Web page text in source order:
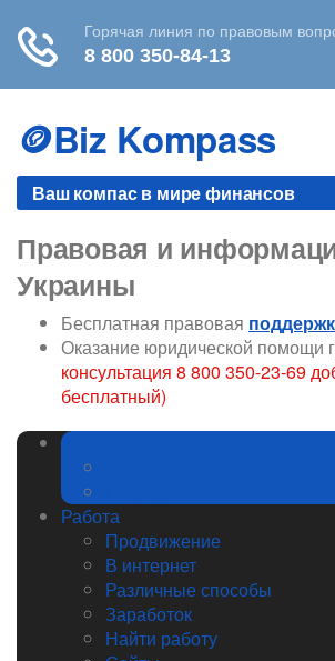
content
🪙Biz Kompass
Ваш компас в мире финансов
Правовая и
Украины
Бесплатная правовая
Оказание юридической помощи
консультация 8 800 350-23-69
бесплатный)
Законодательство
Работа
Продвижение
В интернет
Различные способы
Заработок
Найти работу